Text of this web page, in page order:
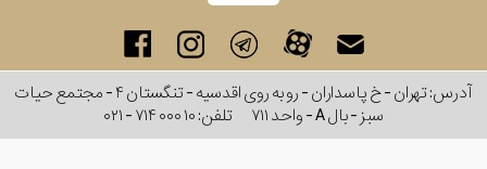
کشور
آدرس: تهران - خ پاسداران - رو به روی اقدسیه - تنگستان ۴ - مجتمع حیات
سبز - بال A - واحد ۷۱۱
تلفن:۰۲۱ - ۷۱۴ ۰۰۰ ۱۰